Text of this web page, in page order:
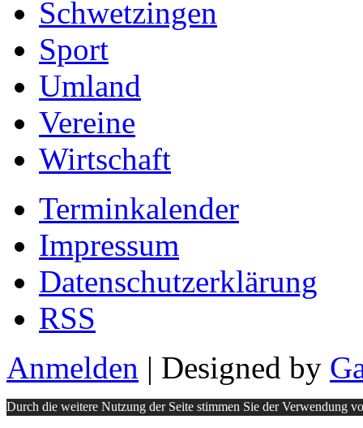
Schwetzingen
Sport
Umland
Vereine
Wirtschaft
Terminkalender
Impressum
Datenschutzerklärung
RSS
Anmelden | Designed by
Durch die weitere Nutzung der Seite stimmen Sie der Verwendung